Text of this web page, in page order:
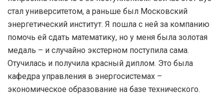
стал университетом, а раньше был Московский
энергетический институт. Я пошла с ней за компанию
помочь ей сдать математику, но у меня была золотая
медаль – и случайно экстерном поступила сама.
Отучилась и получила красный диплом. Это была
кафедра управления в энергосистемах –
экономическое образование на базе технического.